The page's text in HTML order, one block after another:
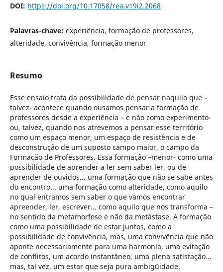
DOI: https://doi.org/10.17058/rea.v19i2.2068
Palavras-chave: experiência, formação de professores,
alteridade, convivência, formação menor
Resumo
Esse ensaio trata da possibilidade de pensar naquilo que –
talvez- acontece quando ousamos pensar a formação de
professores desde a experiência – e não como experimento-
ou, talvez, quando nos atrevemos a pensar esse território
como um espaço menor, um espaço de resistência e de
desconstrução de um suposto campo maior, o campo da
Formação de Professores. Essa formação –menor- como uma
possibilidade de aprender a ler sem saber ler, ou de
aprender de ouvidos... uma formação que não se sabe antes
do encontro... uma formação como alteridade, como aquilo
no qual entramos sem saber o que vamos encontrar
apreender, ler, escrever... como aquilo que nos transforma –
no sentido da metamorfose e não da metástase. A formação
como uma possibilidade de estar juntos, como a
possibilidade de convivência, mas, uma convivência que não
aponte necessariamente para uma harmonia, uma evitação
de conflitos, um acordo instantâneo, uma plena satisfação...
mas, tal vez, um estar que seja pura ambigüidade.